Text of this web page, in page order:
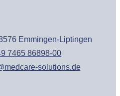
Emmingen-Liptingen
7465 86898-00
solutions.de